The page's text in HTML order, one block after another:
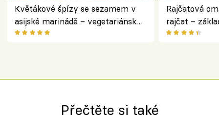
Květákové špízy se sezamem v
asijské marinádě – vegetariánská
chuťovka z grilu
Rajčatová
rajčat –
Přečtěte si také